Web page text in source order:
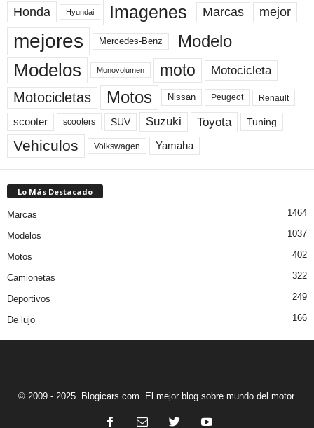
Honda Hyundai Imagenes Marcas mejor
mejores Mercedes-Benz Modelo
Modelos Monovolumen moto Motocicleta
Motocicletas Motos Nissan Peugeot Renault
scooter scooters SUV Suzuki Toyota Tuning
Vehiculos Volkswagen Yamaha
Lo Más Destacado
Marcas 1464
Modelos 1037
Motos 402
Camionetas 322
Deportivos 249
De lujo 166
© 2009 - 2025. Blogicars.com. El mejor blog sobre mundo del motor.